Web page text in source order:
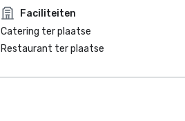
Faciliteiten
Catering ter plaatse
Restaurant ter plaatse